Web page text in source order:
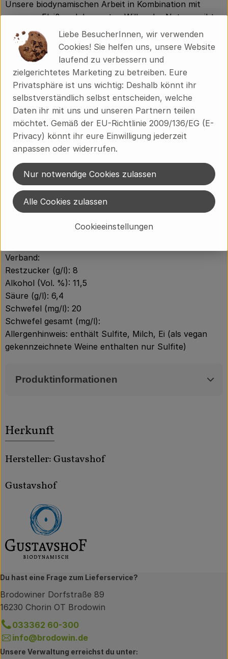
Unsere biodynamischen Arbeit in Kombination mit
unserem Fleiß und dem guten Willen der Natur ergibt
die Grundlage für Produkte mit hoher innerer
Wertigkeit.
Gerne wird der Bright Cabernet Cortis als
Abendbegleiter und Eventbegleitung genossen. Zu
Gerichten wie Schalentieren oder gekochtem Fisch
passt er hervorragend. Den Wein bei 10-12 ° C
servieren.
Eigenschaften:
Anbaugebiet: Rheinhessen
Rebsorten: Cabernet Cortis
Lagerfähigkeit: weitere 2 Jahre
Stil: ausgewogen
Passt zu: Spargel, Fisch
Verband:
Restzucker (g/l): 8
Alkohol (Vol. %): 11,5
Säure (g/l): 6,4
Schwefel (mg/l): 20
Schwefel gesamt (mg/l):
Allergenhinweis: enthält Sulfite, Milch, Ei (als vegan
gekennzeichnete Weine enthalten nur Sulfite)
Produktinformationen
Herkunft
Hersteller: Gustavshof
Gustavshof
Du hast eine Frage zum Lieferservice?
Brodowiner Dorfstraße 89
16230 Chorin OT Brodowin
033362 60-300
info@brodowin.de
Unsere Verwaltung erreichst du unter:
Liebe BesucherInnen, wir verwenden
Cookies! Sie helfen uns, unsere Website
laufend zu verbessern und
zielgerichtetes Marketing zu betreiben. Eure
Privatsphäre ist uns wichtig: Deshalb könnt ihr
selbstverständlich selbst entscheiden, welche
Daten ihr mit uns und unseren Partnern teilen
möchtet. Gemäß der EU-Richtlinie 2009/136/EG (E-
Privacy) könnt ihr eure Einwilligung jederzeit
anpassen oder widerrufen.
Cookieeinstellungen
Nur notwendige Cookies zulassen
Alle Cookies zulassen